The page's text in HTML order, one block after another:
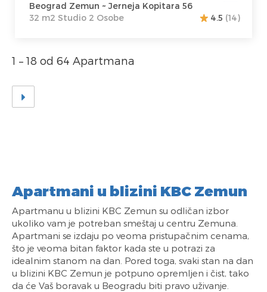
Beograd Zemun ~ Jerneja Kopitara 56
32 m2 Studio 2 Osobe
4.5 (14)
1 – 18 od 64 Apartmana
Apartmani u blizini KBC Zemun
Apartmanu u blizini KBC Zemun su odličan izbor
ukoliko vam je potreban smeštaj u centru Zemuna.
Apartmani se izdaju po veoma pristupačnim cenama,
što je veoma bitan faktor kada ste u potrazi za
idealnim stanom na dan. Pored toga, svaki stan na dan
u blizini KBC Zemun je potpuno opremljen i čist, tako
da će Vaš boravak u Beogradu biti pravo uživanje.